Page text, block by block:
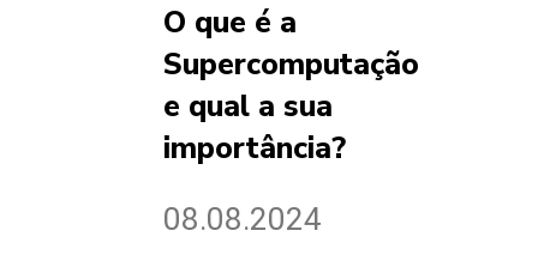
O que é a
Supercomputação
e qual a sua
importância?
08.08.2024